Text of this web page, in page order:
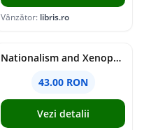
Vânzător: libris.ro
Nationalism and Xenophobia in Post-Soviet Russia - Ioana Madalina Miron
43.00 RON
Vezi detalii